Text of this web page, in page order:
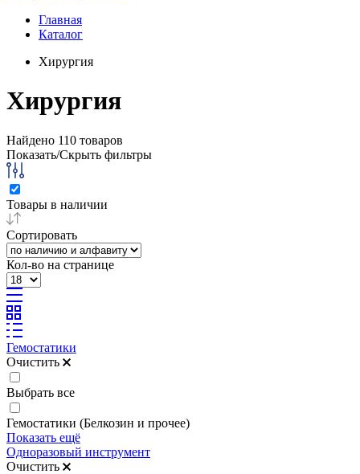
Главная
Каталог
Хирургия
Хирургия
Найдено 110 товаров
Показать/Скрыть фильтры
Товары в наличии
Сортировать
Кол-во на странице
Гемостатики
Очистить
Выбрать все
Гемостатики (Белкозин и прочее)
Показать ещё
Одноразовый инструмент
Очистить